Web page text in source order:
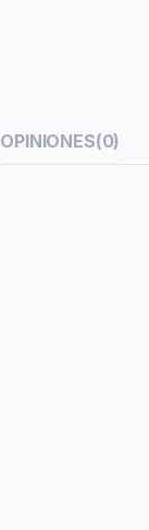
OPINIONES(0)